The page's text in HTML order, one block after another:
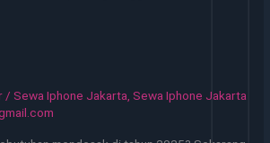
/ Sewa Iphone Jakarta, Sewa Iphone Jakarta